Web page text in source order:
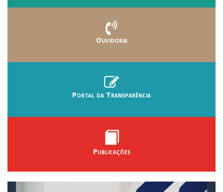
Ouvidoria
Portal da Transparência
Publicações